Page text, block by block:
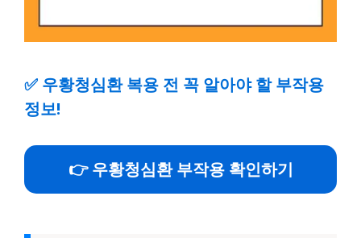
✅ 우황청심환 복용 전 꼭 알아야 할 부작용
정보!
👉 우황청심환 부작용 확인하기